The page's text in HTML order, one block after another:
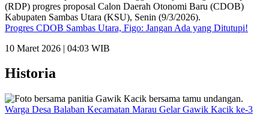
Progres CDOB Sambas Utara, Figo: Jangan Ada yang Ditutupi!
10 Maret 2026 | 04:03 WIB
Historia
Warga Desa Balaban Kecamatan Marau Gelar Gawik Kacik ke-3